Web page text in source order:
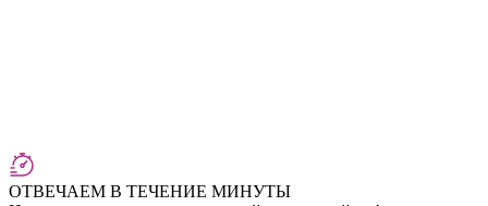
старше:
обзор
безопасных
ОТВЕЧАЕМ В ТЕЧЕНИЕ МИНУТЫ